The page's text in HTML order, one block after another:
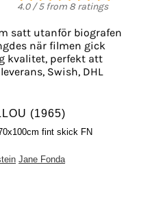
4.0/5from 8 ratings
satt utanför biografen
när filmen gick
kvalitet, perfekt att
Swish, DHL
(1965)
fint skick FN
Jane Fonda